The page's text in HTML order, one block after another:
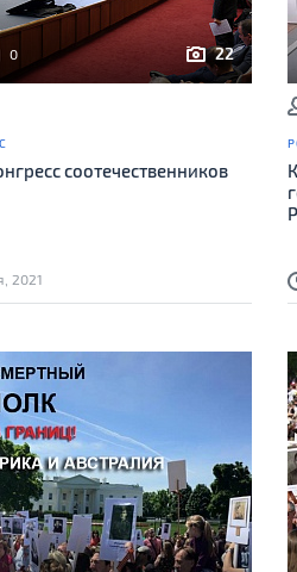
22
0
соотечественников
2021